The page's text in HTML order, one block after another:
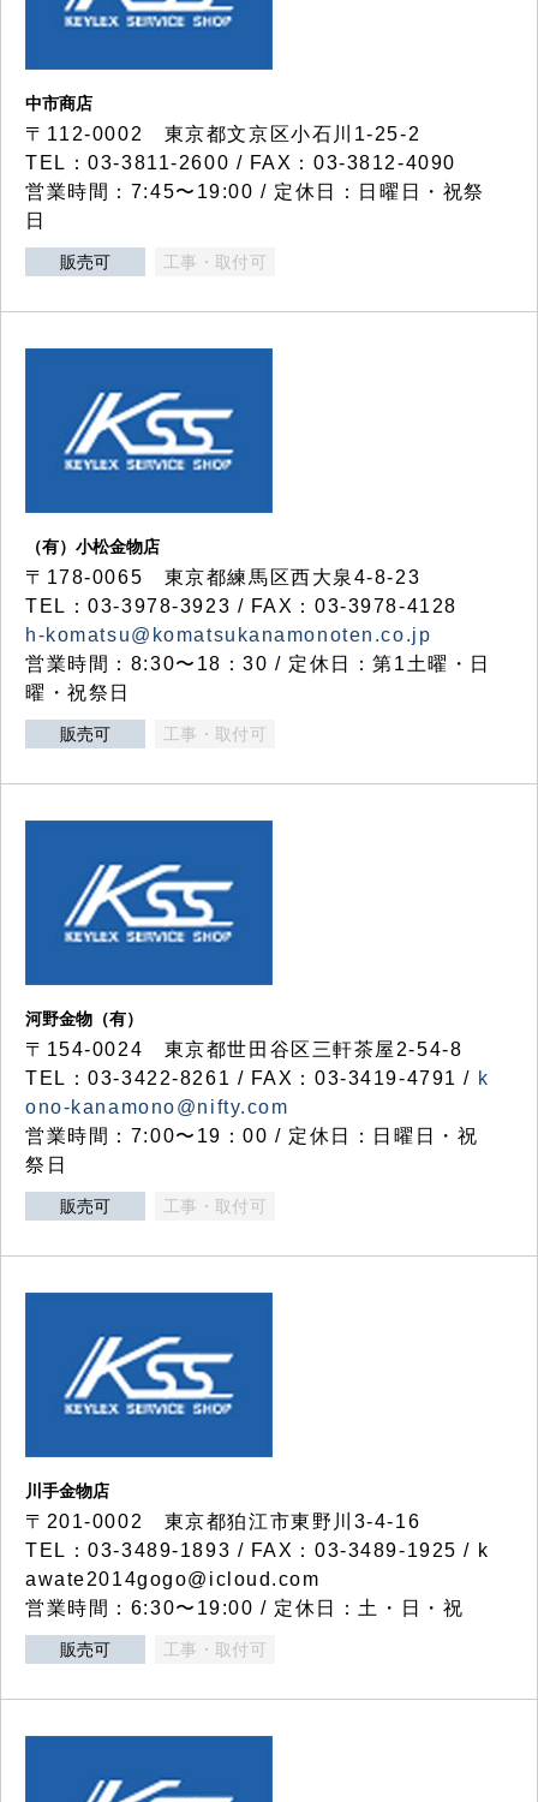
中市商店
〒112-0002 東京都文京区小石川1-25-2
TEL：03-3811-2600 / FAX：03-3812-4090
営業時間：7:45〜19:00 / 定休日：日曜日・祝祭
日
販売可 工事・取付可
（有）小松金物店
〒178-0065 東京都練馬区西大泉4-8-23
TEL：03-3978-3923 / FAX：03-3978-4128
h-komatsu@komatsukanamonoten.co.jp
営業時間：8:30〜18：30 / 定休日：第1土曜・日
曜・祝祭日
販売可 工事・取付可
河野金物（有）
〒154-0024 東京都世田谷区三軒茶屋2-54-8
TEL：03-3422-8261 / FAX：03-3419-4791 / k
ono-kanamono@nifty.com
営業時間：7:00〜19：00 / 定休日：日曜日・祝
祭日
販売可 工事・取付可
川手金物店
〒201-0002 東京都狛江市東野川3-4-16
TEL：03-3489-1893 / FAX：03-3489-1925 / k
awate2014gogo@icloud.com
営業時間：6:30〜19:00 / 定休日：土・日・祝
販売可 工事・取付可